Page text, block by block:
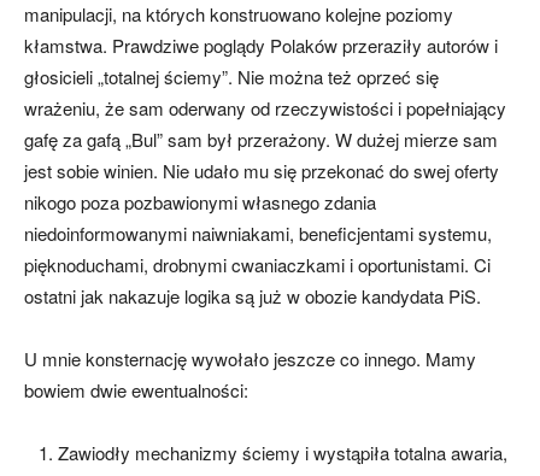
manipulacji, na których konstruowano kolejne poziomy
kłamstwa. Prawdziwe poglądy Polaków przeraziły autorów i
głosicieli „totalnej ściemy”. Nie można też oprzeć się
wrażeniu, że sam oderwany od rzeczywistości i popełniający
gafę za gafą „Bul” sam był przerażony. W dużej mierze sam
jest sobie winien. Nie udało mu się przekonać do swej oferty
nikogo poza pozbawionymi własnego zdania
niedoinformowanymi naiwniakami, beneficjentami systemu,
pięknoduchami, drobnymi cwaniaczkami i oportunistami. Ci
ostatni jak nakazuje logika są już w obozie kandydata PiS.
U mnie konsternację wywołało jeszcze co innego. Mamy
bowiem dwie ewentualności:
1. Zawiodły mechanizmy ściemy i wystąpiła totalna awaria,